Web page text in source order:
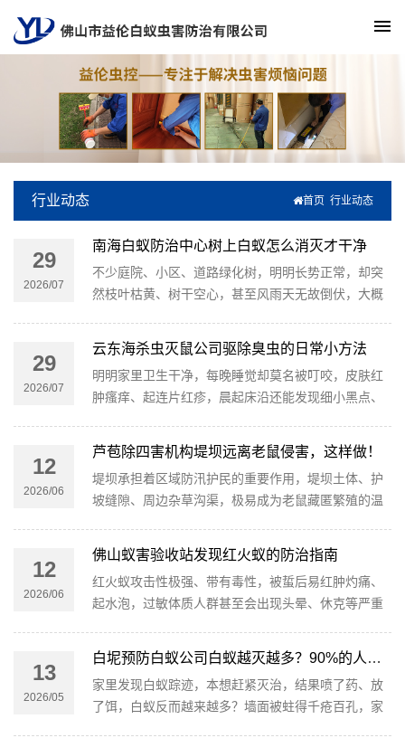
行业动态 首页 行业动态
29
2026/07
南海白蚁防治中心树上白蚁怎么消灭才干净
不少庭院、小区、道路绿化树，明明长势正常，却突
然枝叶枯黄、树干空心，甚至风雨天无故倒伏，大概
明显痕迹，树木往往已受损严重。
29
2026/07
云东海杀虫灭鼠公司驱除臭虫的日常小方法
明明家里卫生干净，每晚睡觉却莫名被叮咬，皮肤红
肿瘙痒、起连片红疹，晨起床沿还能发现细小黑点、
12
2026/06
芦苞除四害机构堤坝远离老鼠侵害，这样做！
堤坝承担着区域防汛护民的重要作用，堤坝土体、护
坡缝隙、周边杂草沟渠，极易成为老鼠藏匿繁殖的温
12
2026/06
佛山蚁害验收站发现红火蚁的防治指南
红火蚁攻击性极强、带有毒性，被蜇后易红肿灼痛、
起水泡，过敏体质人群甚至会出现头晕、休克等严重
13
2026/05
白坭预防白蚁公司白蚁越灭越多？90%的人都踩了这些坑！
家里发现白蚁踪迹，本想赶紧灭治，结果喷了药、放
了饵，白蚁反而越来越多？墙面被蛀得千疮百孔，家